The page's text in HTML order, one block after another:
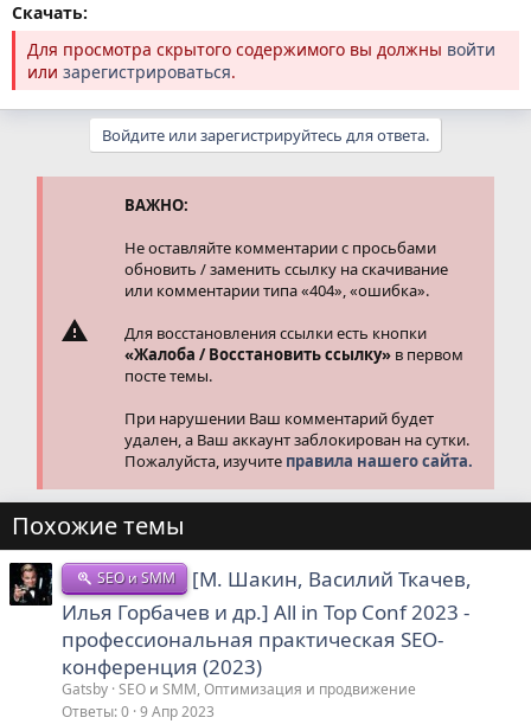
Скачать:
Для просмотра скрытого содержимого вы должны войти
или зарегистрироваться.
Войдите или зарегистрируйтесь для ответа.
ВАЖНО:
Не оставляйте комментарии с просьбами
обновить / заменить ссылку на скачивание
или комментарии типа «404», «ошибка».
Для восстановления ссылки есть кнопки
«Жалоба / Восстановить ссылку» в первом
посте темы.
При нарушении Ваш комментарий будет
удален, а Ваш аккаунт заблокирован на сутки.
Пожалуйста, изучите правила нашего сайта.
Похожие темы
SEO и SMM
[М. Шакин, Василий Ткачев,
Илья Горбачев и др.] All in Top Conf 2023 -
профессиональная практическая SEO-
конференция (2023)
Gatsby SEO и SMM, Оптимизация и продвижение
Ответы 0 9 Апр 2023